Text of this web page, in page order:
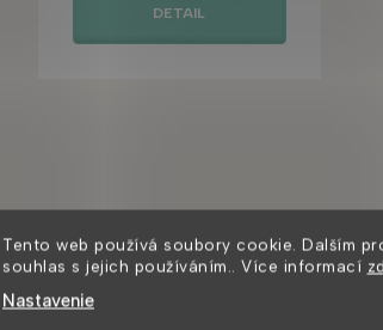
Tento web používá soubory cookie. Dalším
souhlas s jejich používáním.. Více informací
Nastavenie
DETAIL
Mohlo by se